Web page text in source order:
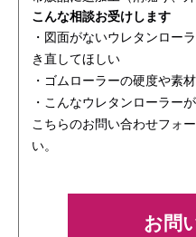
こんな相談お受けします
・図面がないウレタンロー
き直してほしい
・ゴムローラーの硬度や素
・こんなウレタンローラー
こちらのお問い合わせフォ
い。
お問